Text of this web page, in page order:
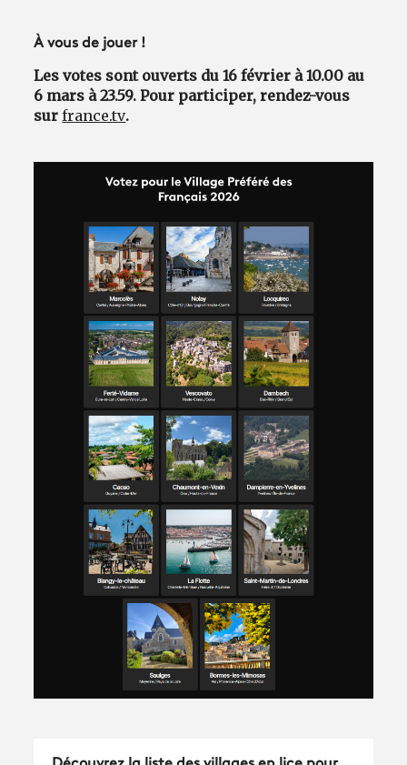
À vous de jouer !
Les votes sont ouverts du 16 février à 10.00 au
6 mars à 23.59. Pour participer, rendez-vous
surfrance.tv.